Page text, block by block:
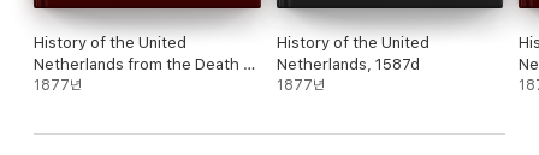
History of the United
Netherlands from the Death of
William the Silent to the
1877년
History of the United
Netherlands, 1587d
1877년